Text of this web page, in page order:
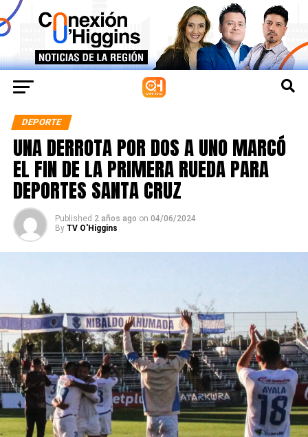
DEPORTE
UNA DERROTA POR DOS A UNO MARCÓ
EL FIN DE LA PRIMERA RUEDA PARA
DEPORTES SANTA CRUZ
Published 2 años ago on 04/06/2024
By TV O'Higgins